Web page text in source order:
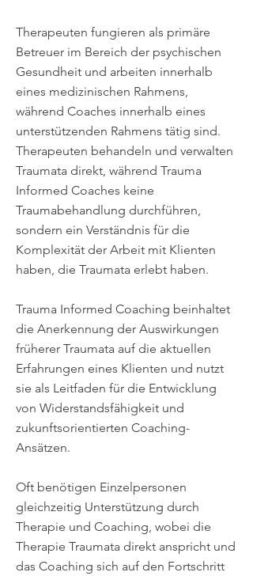
Therapeuten fungieren als primäre
Betreuer im Bereich der psychischen
Gesundheit und arbeiten innerhalb
eines medizinischen Rahmens,
während Coaches innerhalb eines
unterstützenden Rahmens tätig sind.
Therapeuten behandeln und verwalten
Traumata direkt, während Trauma
Informed Coaches keine
Traumabehandlung durchführen,
sondern ein Verständnis für die
Komplexität der Arbeit mit Klienten
haben, die Traumata erlebt haben.
Trauma Informed Coaching beinhaltet
die Anerkennung der Auswirkungen
früherer Traumata auf die aktuellen
Erfahrungen eines Klienten und nutzt
sie als Leitfaden für die Entwicklung
von Widerstandsfähigkeit und
zukunftsorientierten Coaching-
Ansätzen.
Oft benötigen Einzelpersonen
gleichzeitig Unterstützung durch
Therapie und Coaching, wobei die
Therapie Traumata direkt anspricht und
das Coaching sich auf den Fortschritt